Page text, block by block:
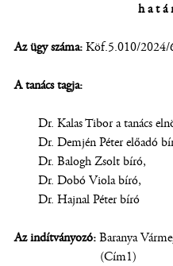
Az ügy száma:Köf.5.010/2024/
A tanács tagja:
Dr. Kalas Tibor a tanács
Dr. Demjén Péter előadó
Dr. Balogh Zsolt bíró,
Dr. Dobó Viola bíró,
Dr. Hajnal Péter bíró
Az indítványozó:Baranya
(Cím1)